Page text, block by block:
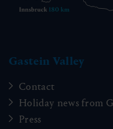
Gastein Valley
Contact
Holiday news from
Press